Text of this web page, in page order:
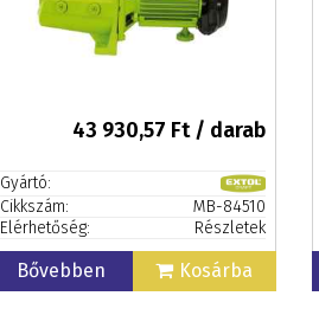
43 930,57 Ft / darab
Gyártó:
Cikkszám:
MB-84510
Elérhetőség:
Részletek
Bővebben Kosárba